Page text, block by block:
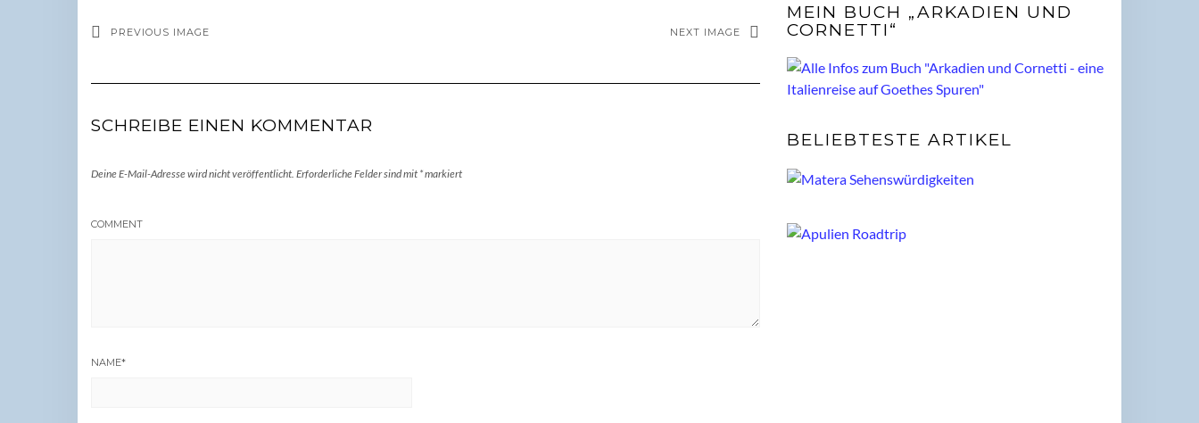
PREVIOUS IMAGE NEXT IMAGE
SCHREIBE EINEN KOMMENTAR
Deine E-Mail-Adresse wird nicht veröffentlicht. Erforderliche Felder sind mit *markiert
COMMENT
NAME*
MEIN BUCH „ARKADIEN UND
CORNETTI“
BELIEBTESTE ARTIKEL